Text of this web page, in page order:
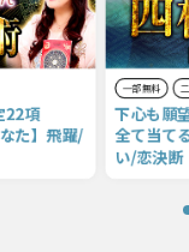
22項
た】飛躍/
一部無料
下心も願
全て当て
い/恋決断